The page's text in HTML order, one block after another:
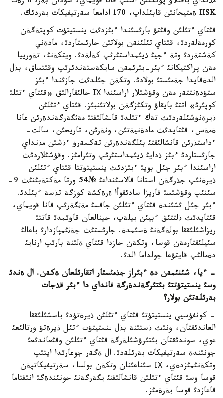
HSK ةمتيحانئن قابئلداپ، 170 ادامعا سةرتيفيكات بةردئك.
قئتاي ءتئلئن وقئتؤ بارئسئندا ءبئزدئث ينستيتؤت كوپتةگةن
كورمةلةردئ، قئتاي تئلئنةن بولاتئن جارئستاردئ، مادةني
كةشتةردئ وتة ءجيئ ذيئمداستئرئپ كةلةدئ. ويتكةنئ، تةورييا
مةن پراكتيكانئ ءبئر-بئرئمةن سايكةستةندئرئپ وقئتساق، بذل
الدةقايدا جةمئستئ بولادئ. وتكةن جئلدئث جازئندا ءبئز
ستؤدةنتتةر مةن وقؤشئلار اراسئندا ІХ حالئقارالئق «قئتاي ءتئلئ
كوپئرئ» اتتئ بايقاؤ وتكئزگةن بولاتئنبئز. قئتاي ءتئلئن
ذيرةنؤشئلةردئث تةك ءتئلدئ قانشالئقتئ مةثگةرگةندةرئن عانا
ةمةس، قئتايدئث مادةنيةتئن، ونةرئن، تاريحئن، سالت-
ءداستذرئن قانشالئقتئ بئلگةندةرئن تةكسةرؤ ءذشئن مذنداي
جارئستاردئ ءبئز ذدايئ ذيئمداستئرئپ وتئرامئز. وقؤشئلاردئث
اراسئندا ءبئر جئل بويئ ءبئزدئث ينستيتؤتتا قئتاي ءتئلئن
ذيرةنئپ جذرگةن استانا قالاسئنداعئ №54 ورتا مةكتةبئنئث 9-
سئنئپ وقؤشئسئ فاريزا سادئقوأا ةرةكشة كوزگة تذسة ءبئلدئ.
ءبئر جئل ئشئندة قئتاي ءتئلئن جاقسئ مةثگةرئپ قانا قويماي،
قئتايدئث ذلتتئق ءبيئن بيلةپ، جينالعان قاؤئمدئ قاتتئ
ريزاشئلئققا بولةگةنئ ةسئمدة. جارئستئث جةثئمپازدارئ باعالئ
سئيلئقتارمةن قوسا، وتكةن جازدا قئتاي ةلئنة بارئپ ارنايئ
دةمالئپ قايتؤعا جولداما الدئ.
- ءيا، شئنئمةن دة ءبئراز جذمئستار اتقارئلعان ةكةن. ال ةندئ
وسئ ينستيتؤتتئ بئتئرگةندةرگة قانداي دا ءبئر قذجات
بةرئلةتئن بولار؟
- كونفؤسيي ينستيتؤتئ قئتاي ءتئلئن ذيرةتؤدئ باسشئلئققا
العاندئقتان، ونئث ذستئنة بذل ينستيتؤت ءتئل ذيرةتؤ ورتالئعئ
عوي، سوندئقتان بئتئرؤشئلةرگة قئتاي ءتئلئن وقئعاندئعئ
جونئندة سةرتيفيكات بةرئلةدئ. ال ةگةر جوعارئدا ايتئپ
وتكةنئمئزدةي، ІХ سئناعئنان وتكةن بولسا، سةرتيفيكاتپةن
قوسا وسئ قئتاي ءتئلئن قانشالئقتئ يگةرگةنئ جونئندةگئ انئقتاما
قاعازدئ قوسا بةرةمئز.